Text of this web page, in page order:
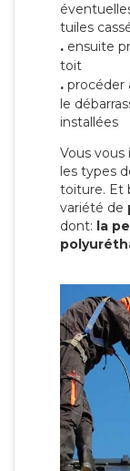
tuiles
. ensuite
toit
. procéder
le
installées
Vous
les types
toiture. Et
variété de
dont: la